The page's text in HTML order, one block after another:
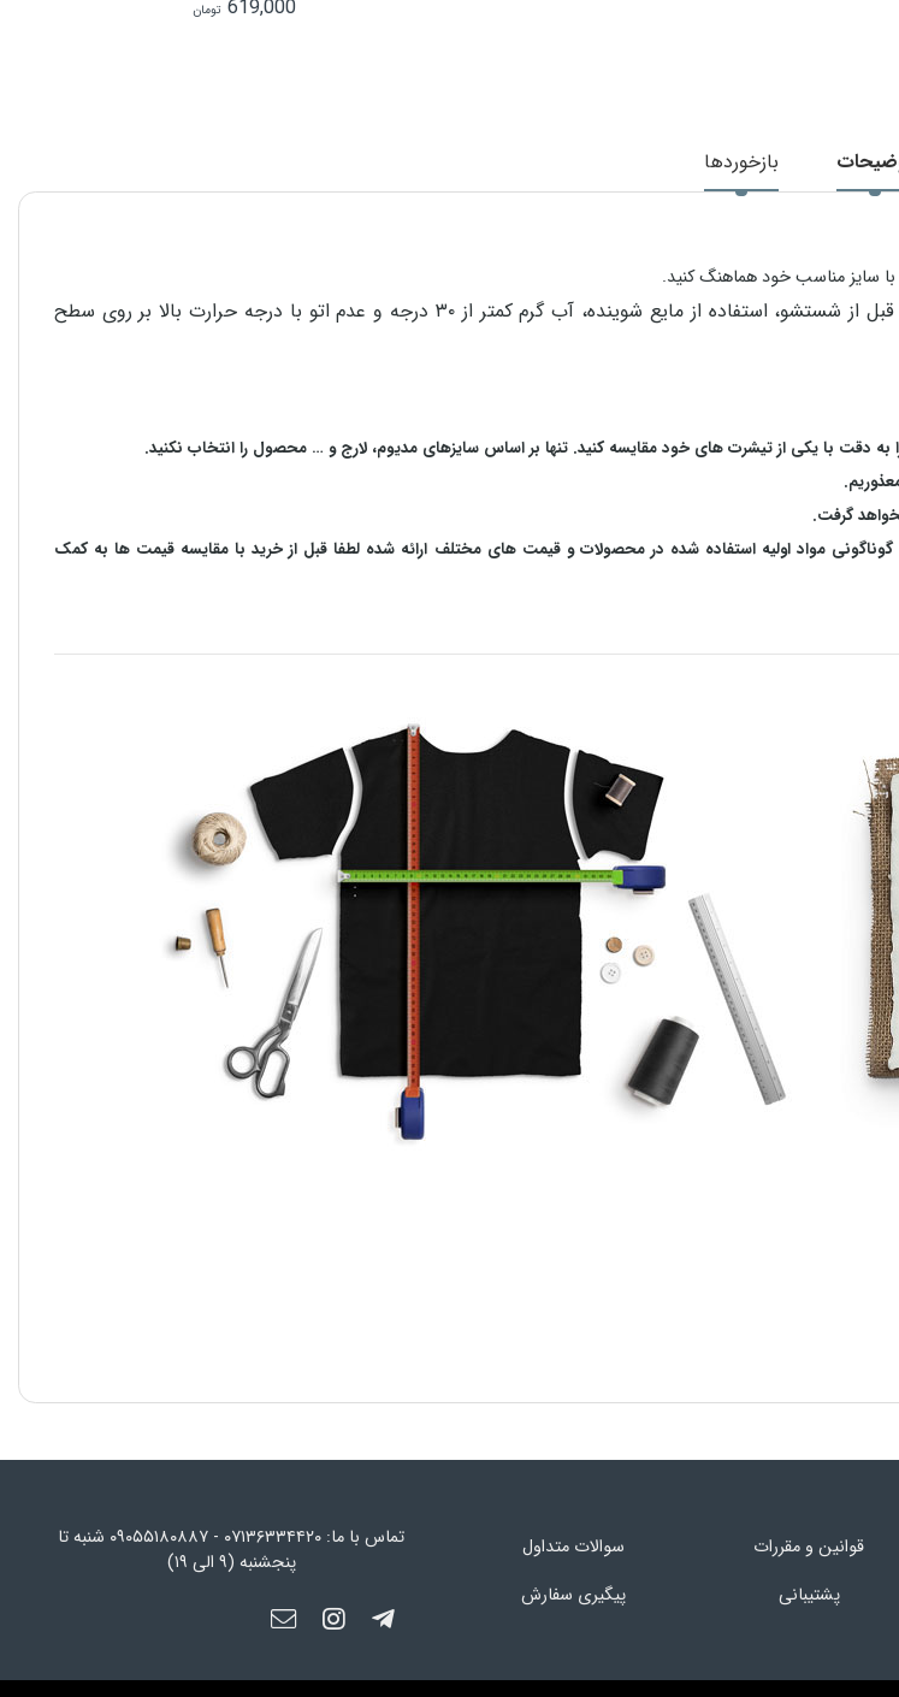
619,000 تومان
بازخوردها
با سایز مناسب خود هماهنگ کنید.
برای استحکام و دوام هر چه بیشتر محصولات در امر شستشو، پشت و رو کردن لباس قبل از شستشو، استفاده از مایع شوینده، آب گرم کمتر از ۳۰ درجه و عدم اتو با درجه حرارت بالا بر روی سطح
دقت با یکی از تیشرت های خود مقایسه کنید. تنها بر اساس سایزهای مدیوم، لارج و … محصول را انتخاب نکنید.
گرفت.
مواد اولیه استفاده شده در محصولات و قیمت های مختلف ارائه شده لطفا قبل از خرید با مقایسه قیمت ها به کمک
قوانین و مقررات
سوالات متداول
پشتیبانی پیگیری سفارش
تماس با ما: ۰۷۱۳۶۳۳۴۴۲۰ - ۰۹۰۵۵۱۸۰۸۸۷ شنبه تا
پنجشنبه (۹ الی ۱۹)